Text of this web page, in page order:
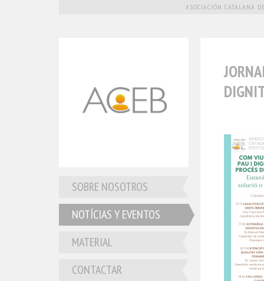
ASOCIACIÓN CATALANA
SOBRE NOSOTROS
NOTÍCIAS Y EVENTOS
MATERIAL
CONTACTAR